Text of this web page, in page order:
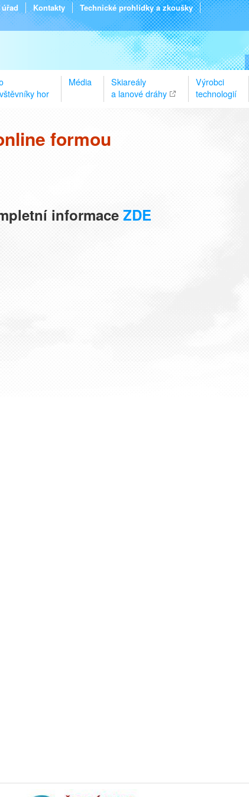
úřad Kontakty
Technické prohlídky a zkoušky
hor
Média
Skiareály
a lanové dráhy
Výrobci
technologií
formou
informace ZDE